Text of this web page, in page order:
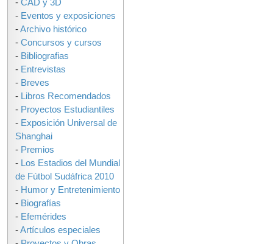
- CAD y 3D
- Eventos y exposiciones
-Archivo histórico
- Concursos y cursos
- Bibliografias
- Entrevistas
- Breves
- Libros Recomendados
- Proyectos Estudiantiles
- Exposición Universal de
Shanghai
- Premios
- Los Estadios del Mundial
de Fútbol Sudáfrica 2010
- Humor y Entretenimiento
- Biografías
- Efemérides
-Artículos especiales